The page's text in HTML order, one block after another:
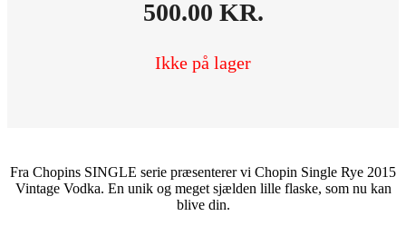
500.00 KR.
Ikke på lager
Fra Chopins SINGLE serie præsenterer vi Chopin Single Rye 2015
Vintage Vodka. En unik og meget sjælden lille flaske, som nu kan
blive din.